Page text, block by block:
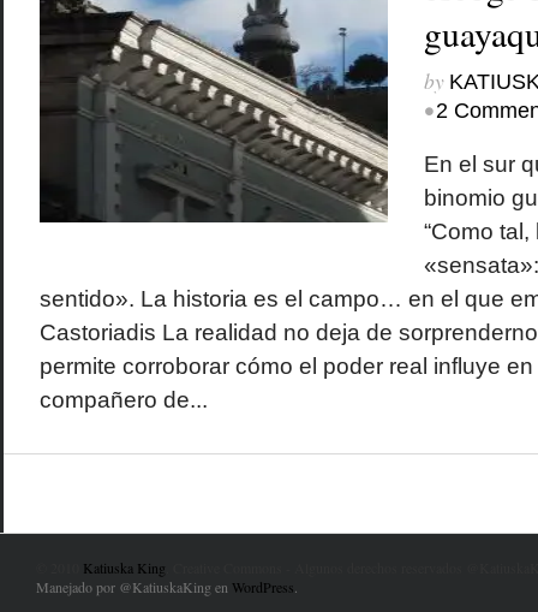
by
•2
En el sur
binomio
“Como
sentido». La historia es el campo… en el que
Castoriadis La realidad no deja de
permite corroborar cómo el poder real influye
compañero de...
Katiuska King
Manejado por @KatiuskaKing en WordPress